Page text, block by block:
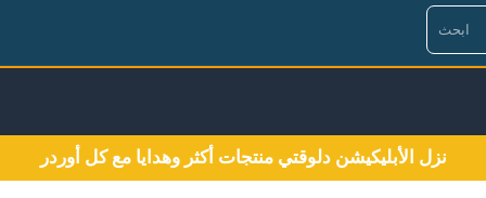
نزل الأبليكيشن دلوقتي منتجات أكثر وهدايا مع كل أوردر